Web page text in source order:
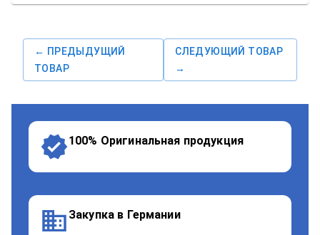
← ПРЕДЫДУЩИЙ
ТОВАР
СЛЕДУЮЩИЙ ТОВАР
→
100% Оригинальная продукция
Закупка в Германии